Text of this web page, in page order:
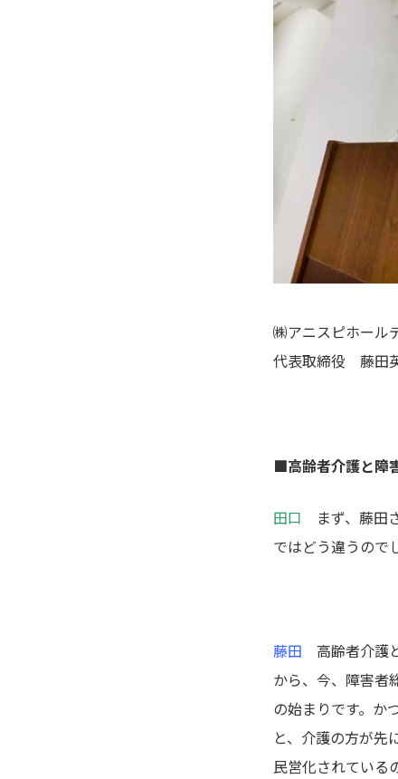
㈱アニスピホール
代表取締役 藤田
■高齢者介護と障
田口 まず、藤田
ではどう違うので
藤田 高齢者介護
から、今、障害者
の始まりです。か
と、介護の方が先
民営化されている